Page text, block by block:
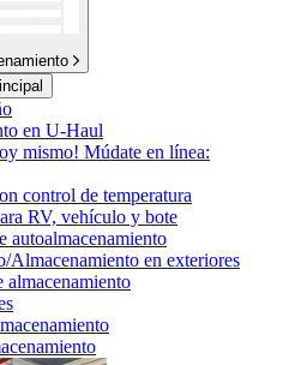
en U-Haul
mismo! Múdate en línea:
control de temperatura
RV, vehículo y bote
autoalmacenamiento
Almacenamiento en exteriores
almacenamiento